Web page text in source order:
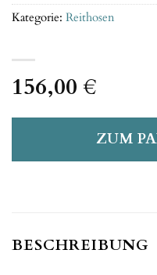
156,00 €
ZUM
Kategorie: Reithosen
BESCHREIBUNG